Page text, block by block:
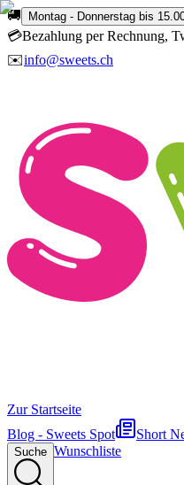
🚚 Montag - Donnerstag bis
💳Bezahlung per Rechnung,
✉️info@sweets.ch
Zur Startseite
Blog - Sweets Spot
Short
Suche Wunschliste